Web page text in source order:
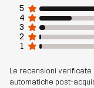
Realizzato per
Numero di
articolo
5
4
3
2
1
Le recensioni
automatiche post-